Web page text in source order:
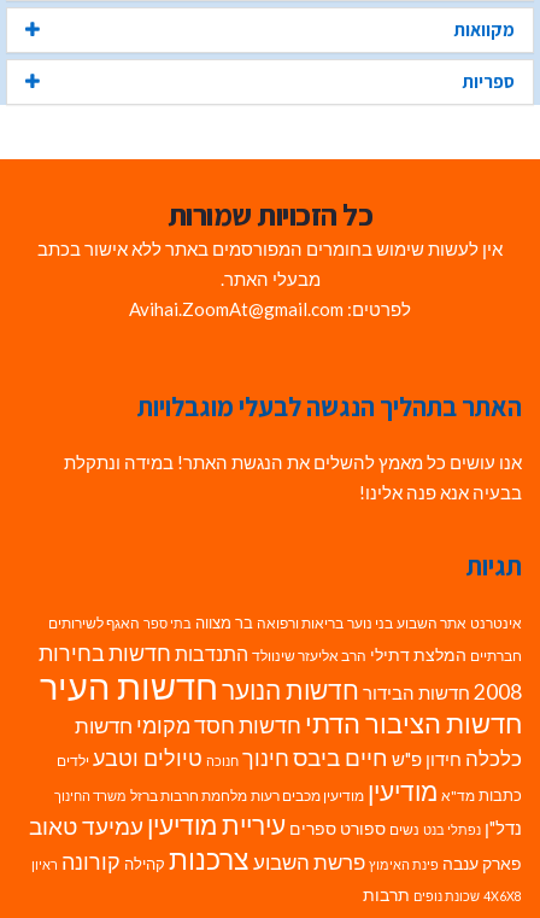
מקוואות
ספריות
כל הזכויות שמורות
אין לעשות שימוש בחומרים המפורסמים באתר ללא אישור בכתב
מבעלי האתר.
לפרטים: Avihai.ZoomAt@gmail.com
האתר בתהליך הנגשה לבעלי מוגבלויות
אנו עושים כל מאמץ להשלים את הנגשת האתר! במידה ונתקלת
בבעיה אנא פנה אלינו!
תגיות
אינטרנט אתר השבוע בני נוער בריאות ורפואה בר מצווה בתי ספר האגף לשירותים
חברתיים המלצת דתילי הרב אליעזר שינוולד התנדבות חדשות בחירות
2008 חדשות הבידור חדשות הנוערחדשות העיר
חדשות הציבור הדתי חדשות חסד מקומי חדשות
כלכלה חידון פ"ש חיים ביבסחינוך חנוכה טיולים וטבע ילדים
כתבות מד"א מודיעין מודיעין מכבים רעות מלחמת חרבות ברזל משרד החינוך
נדל"ן נפתלי בנט נשים ספורט ספרים עיריית מודיעין עמיעד טאוב
פארק ענבה פינת האימוץ פרשת השבועצרכנות קהילה קורונה ראיון
4X6X8 שכונת נופים תרבות